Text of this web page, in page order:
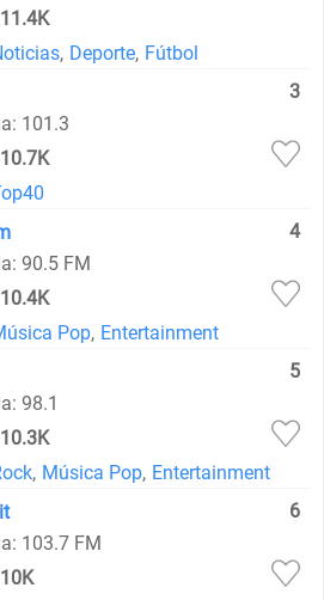
11.4K
, Deporte, Fútbol
3
101.3
10.7K
4
90.5 FM
10.4K
Pop, Entertainment
5
98.1
10.3K
, Música Pop, Entertainment
6
103.7 FM
10K